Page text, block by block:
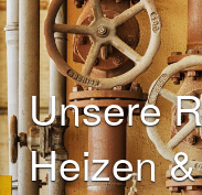
Unsere
Heizen